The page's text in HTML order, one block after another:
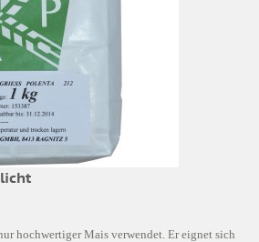
hochwertiger Mais verwendet. Er eignet sich